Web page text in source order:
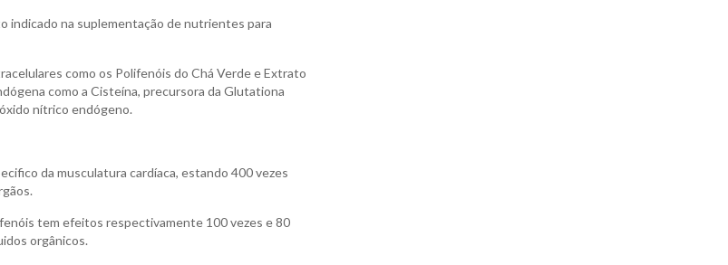
indicado na suplementação de nutrientes para
como os Polifenóis do Chá Verde e Extrato
como a Cisteína, precursora da Glutationa
nítrico endógeno.
da musculatura cardíaca, estando 400 vezes
tem efeitos respectivamente 100 vezes e 80
orgânicos.